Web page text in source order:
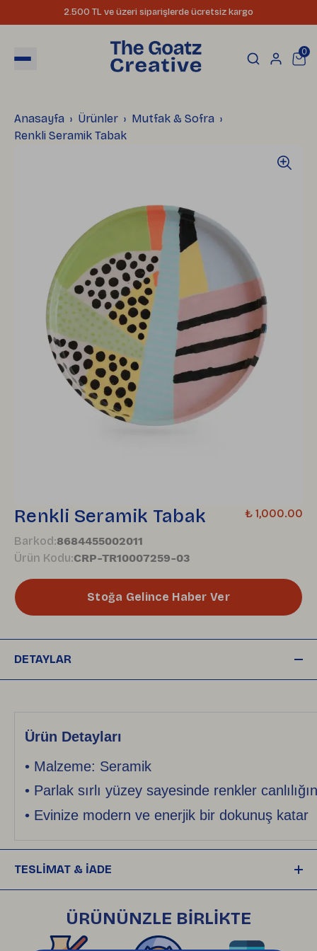
2.500 TL ve üzeri siparişlerde ücretsiz kargo
0
Anasayfa Ürünler
Mutfak & Sofra
Renkli Seramik Tabak
Renkli Seramik Tabak ₺ 1,000.00
Barkod:8684455002011
Ürün Kodu:CRP-TR10007259-03
Stoğa Gelince Haber Ver
DETAYLAR
Ürün Detayları
• Malzeme: Seramik
• Parlak sırlı yüzey sayesinde renkler
• Evinize modern ve enerjik bir dokunuş katar
TESLİMAT & İADE
plastiksiz, çevre dostu ambalajlarla hazırlanıp
HepsiJet ile size gönderilir. Kargonuz yola
ÜRÜNÜNZLE BİRLİKTE